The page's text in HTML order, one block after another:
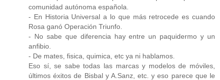
comunidad autónoma española.
- En Historia Universal a lo que más retrocede es cuando
Rosa ganó Operación Triunfo.
- No sabe que diferencia hay entre un paquidermo y un
anfibio.
- De mates, fisica, quimica, etc ya ni hablamos.
Eso sí, se sabe todas las marcas y modelos de móviles,
últimos éxitos de Bisbal y A.Sanz, etc. y eso parece que le